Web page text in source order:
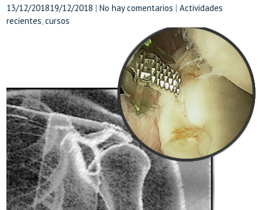
13/12/201819/12/2018 |No hay comentarios |Actividades
recientes,cursos